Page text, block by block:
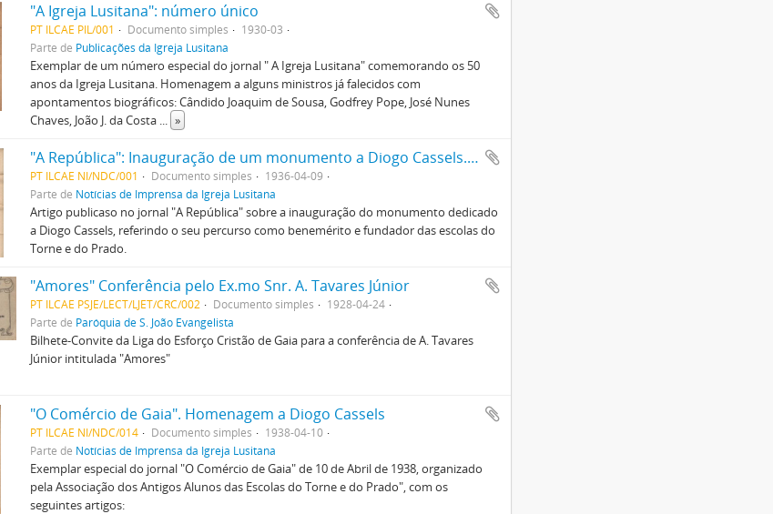
"A Igreja Lusitana": número único
PT ILCAE PIL/001 Documento simples
1930-03
Parte de Publicações da Igreja Lusitana
Exemplar de um número especial do jornal " A Igreja Lusitana" comemorando os 50
anos da Igreja Lusitana. Homenagem a alguns ministros já falecidos com
apontamentos biográficos: Cândido Joaquim de Sousa, Godfrey Pope, José Nunes
Chaves, João J. da Costa ... »
"A República": Inauguração de um monumento a Diogo Cassels. Benemérito da educação popular e apóstolo do bem
PT ILCAE NI/NDC/001 Documento simples
1936-04-09
Parte de Notícias de Imprensa da Igreja Lusitana
Artigo publicaso no jornal "A República" sobre a inauguração do monumento dedicado
a Diogo Cassels, referindo o seu percurso como benemérito e fundador das escolas do
Torne e do Prado.
"Amores" Conferência pelo Ex.mo Snr. A. Tavares Júnior
PT ILCAE PSJE/LECT/LJET/CRC/002 Documento simples
1928-04-24
Parte de Paróquia de S. João Evangelista
Bilhete-Convite da Liga do Esforço Cristão de Gaia para a conferência de A. Tavares
Júnior intitulada "Amores"
"O Comércio de Gaia". Homenagem a Diogo Cassels
PT ILCAE NI/NDC/014 Documento simples
1938-04-10
Parte de Notícias de Imprensa da Igreja Lusitana
Exemplar especial do jornal "O Comércio de Gaia" de 10 de Abril de 1938, organizado
pela Associação dos Antigos Alunos das Escolas do Torne e do Prado", com os
seguintes artigos: